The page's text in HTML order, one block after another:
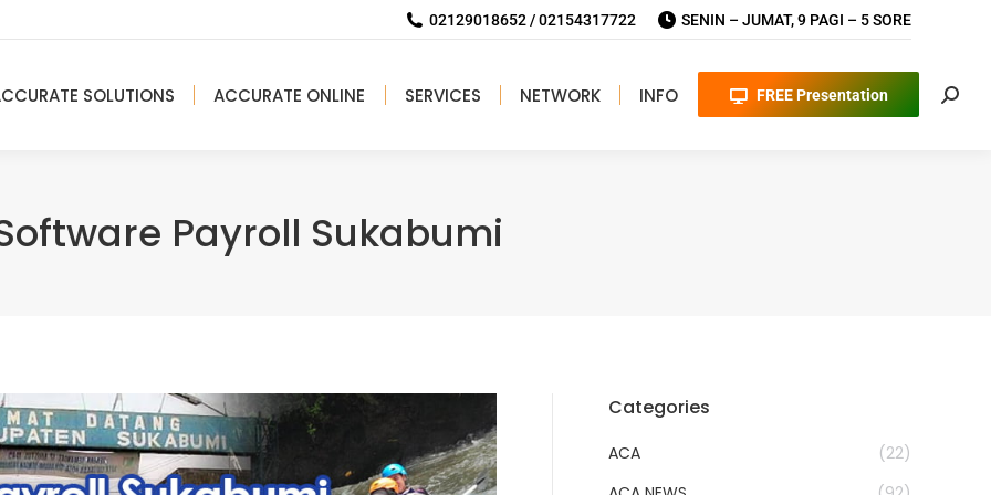
02129018652 / 02154317722 SENIN – JUMAT, 9 PAGI – 5 SORE
SOLUTIONS ACCURATE ONLINE SERVICES NETWORK INFO FREE Presentation
Payroll Sukabumi
Categories
ACA
(22)